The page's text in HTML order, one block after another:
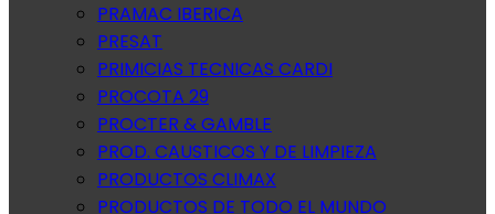
PRAMAC IBERICA
PRESAT
PRIMICIAS TECNICAS CARDI
PROCOTA 29
PROCTER & GAMBLE
PROD. CAUSTICOS Y DE LIMPIEZA
PRODUCTOS CLIMAX
PRODUCTOS DE TODO EL MUNDO